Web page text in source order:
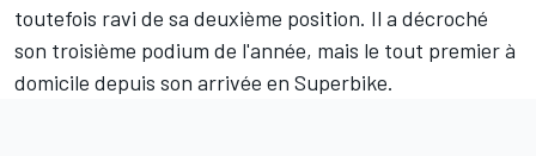
toutefois ravi de sa deuxième position. Il a décroché
son troisième podium de l'année, mais le tout premier à
domicile depuis son arrivée en Superbike.